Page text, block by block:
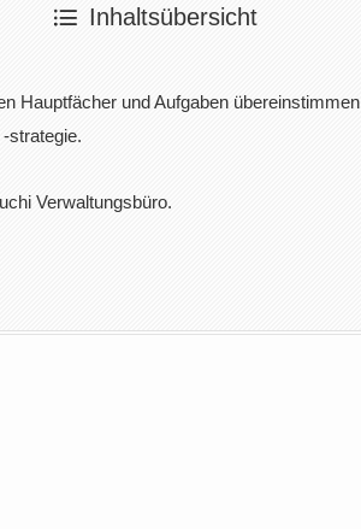
Inhaltsübersicht
Hauptfächer und Aufgaben übereinstimmen
strategie.
Verwaltungsbüro.